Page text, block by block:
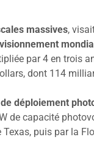
massives,
par 4 en trois
dont 114
déploiement
de capacité
puis par la